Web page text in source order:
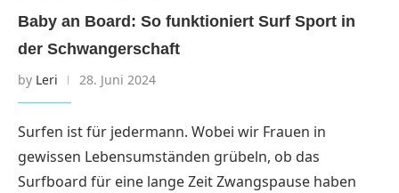
Baby an Board: So funktioniert Surf Sport in
der Schwangerschaft
by Leri 28. Juni 2024
Surfen ist für jedermann. Wobei wir Frauen in
gewissen Lebensumständen grübeln, ob das
Surfboard für eine lange Zeit Zwangspause haben